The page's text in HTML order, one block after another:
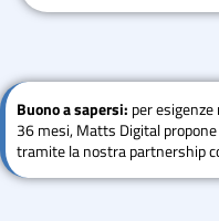
Buono a sapersi: per
36 mesi, Matts Digital
tramite la nostra partnership